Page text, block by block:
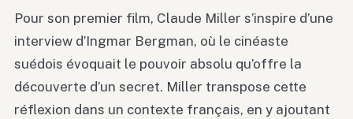
Pour son premier film, Claude Miller s’inspire d’une
interview d’Ingmar Bergman, où le cinéaste
suédois évoquait le pouvoir absolu qu’offre la
découverte d’un secret. Miller transpose cette
réflexion dans un contexte français, en y ajoutant